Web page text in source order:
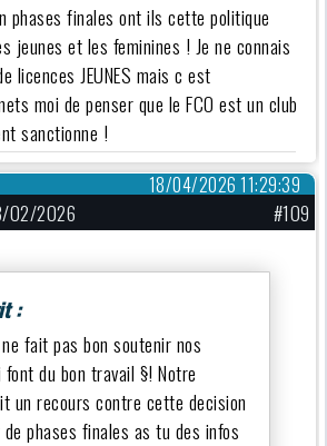
phases finales ont ils cette politique
jeunes et les feminines ! Je ne connais
licences JEUNES mais c est
moi de penser que le FCO est un club
sanctionne !
18/04/2026 11:29:39
02/2026 #109
:
fait pas bon soutenir nos
du bon travail §! Notre
un recours contre cette decision
phases finales as tu des infos